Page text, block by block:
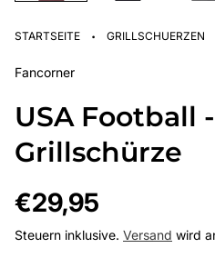
STARTSEITE · GRILLSCHUERZEN
Fancorner
USA Football
Grillschürze
Regulärer
Preis
€29,95
Steuern inklusive. Versand wird